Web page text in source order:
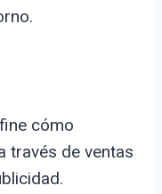
cómo
través de ventas